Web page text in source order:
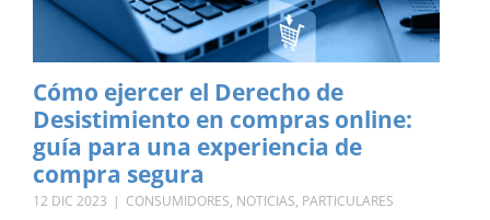
Cómo ejercer el Derecho de
Desistimiento en compras online:
guía para una experiencia de
compra segura
12 DIC 2023 | CONSUMIDORES, NOTICIAS, PARTICULARES